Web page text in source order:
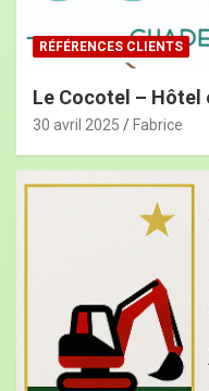
RÉFÉRENCES CLIENTS
Le Cocotel – Hôtel
30 avril 2025 Fabrice